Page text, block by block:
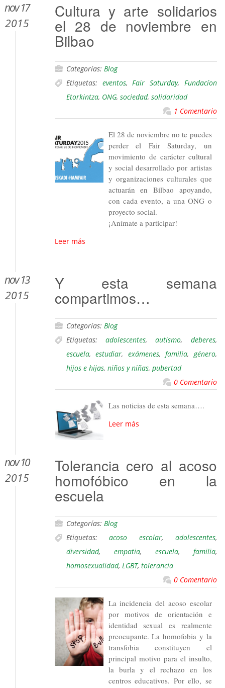
nov 17
2015
Cultura y arte solidarios
el 28 de noviembre en
Bilbao
Categorías: Blog
Etiquetas: eventos,Fair Saturday, Fundacíon
Etorkintza, ONG, sociedad, solidaridad
1 Comentario
El 28 de noviembre no te puedes
perder el Fair Saturday, un
movimiento de carácter cultural
y social desarrollado por artistas
y organizaciones culturales que
actuarán en Bilbao apoyando,
con cada evento, a una ONG o
proyecto social.
¡Anímate a participar!
Leer más
nov 13
2015
Y esta semana
compartimos…
Categorías: Blog
Etiquetas:adolescentes,autismo, deberes,
escuela,estudiar, exámenes,familia,género,
hijos e hijas, niños y niñas, pubertad
0 Comentario
Las noticias de esta semana….
Leer más
nov 10
2015
Tolerancia cero al acoso
homofóbico en la
escuela
Categorías: Blog
Etiquetas:acoso escolar, adolescentes,
diversidad, empatia, escuela, familia,
homosexualidad, LGBT, tolerancia
0 Comentario
La incidencia del acoso escolar
por motivos de orientación e
identidad sexual es realmente
preocupante. La homofobia y la
transfobia constituyen el
principal motivo para el insulto,
la burla y el rechazo en los
centros educativos. Por ello, se